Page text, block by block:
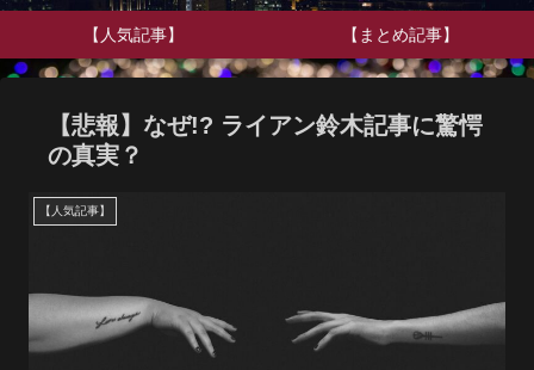
【人気記事】 【まとめ記事】
【悲報】なぜ!? ライアン鈴木記事に驚愕
の真実？
【人気記事】